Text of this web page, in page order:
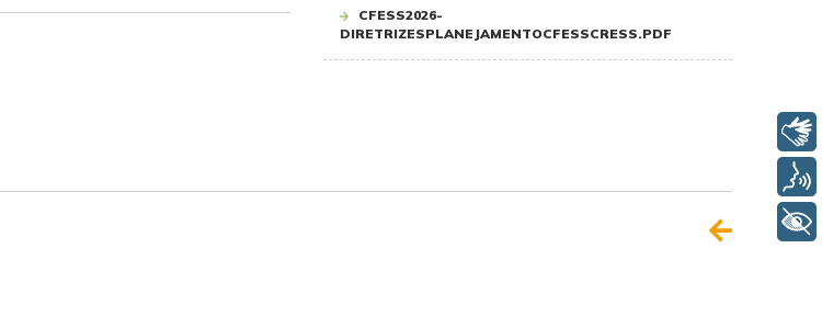
CFESS2026-
DIRETRIZESPLANEJAMENTOCFESSCRESS.PDF
+ Acessibilidade